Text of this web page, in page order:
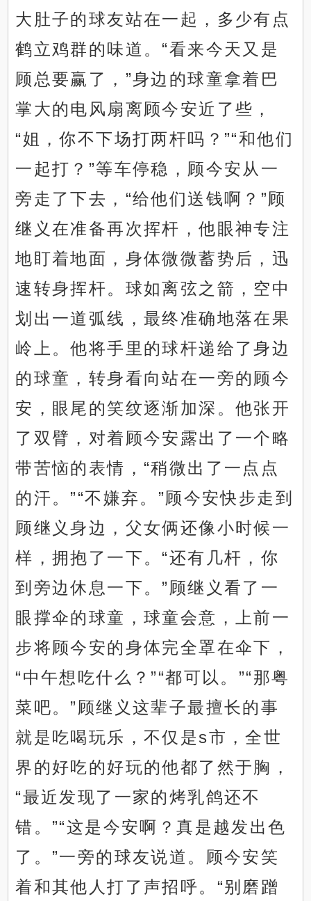
大肚子的球友站在一起，多少有点
鹤立鸡群的味道。“看来今天又是
顾总要赢了，”身边的球童拿着巴
掌大的电风扇离顾今安近了些，
“姐，你不下场打两杆吗？”“和他们
一起打？”等车停稳，顾今安从一
旁走了下去，“给他们送钱啊？”顾
继义在准备再次挥杆，他眼神专注
地盯着地面，身体微微蓄势后，迅
速转身挥杆。球如离弦之箭，空中
划出一道弧线，最终准确地落在果
岭上。他将手里的球杆递给了身边
的球童，转身看向站在一旁的顾今
安，眼尾的笑纹逐渐加深。他张开
了双臂，对着顾今安露出了一个略
带苦恼的表情，“稍微出了一点点
的汗。”“不嫌弃。”顾今安快步走到
顾继义身边，父女俩还像小时候一
样，拥抱了一下。“还有几杆，你
到旁边休息一下。”顾继义看了一
眼撑伞的球童，球童会意，上前一
步将顾今安的身体完全罩在伞下，
“中午想吃什么？”“都可以。”“那粤
菜吧。”顾继义这辈子最擅长的事
就是吃喝玩乐，不仅是s市，全世
界的好吃的好玩的他都了然于胸，
“最近发现了一家的烤乳鸽还不
错。”“这是今安啊？真是越发出色
了。”一旁的球友说道。顾今安笑
着和其他人打了声招呼。“别磨蹭